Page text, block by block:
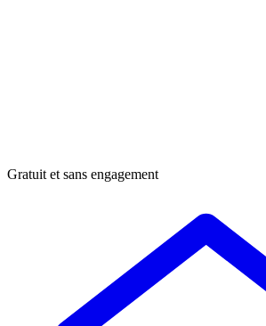
Gratuit et sans engagement